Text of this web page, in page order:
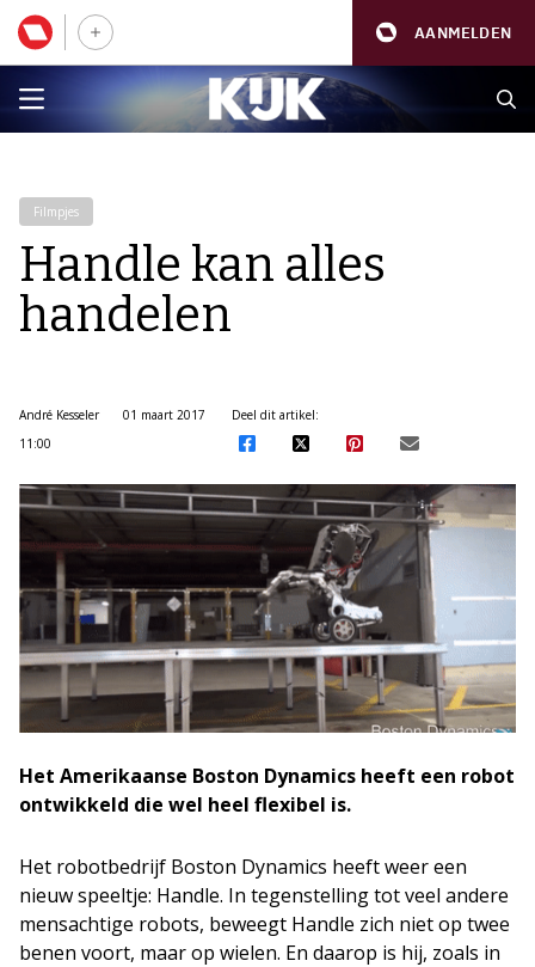
AANMELDEN
Filmpjes
Handle kan alles
handelen
André Kesseler
01 maart 2017
11:00
Deel dit artikel:
Het Amerikaanse Boston Dynamics heeft een robot
ontwikkeld die wel heel flexibel is.
Het robotbedrijf Boston Dynamics heeft weer een
nieuw speeltje: Handle. In tegenstelling tot veel andere
mensachtige robots, beweegt Handle zich niet op twee
benen voort, maar op wielen. En daarop is hij, zoals in